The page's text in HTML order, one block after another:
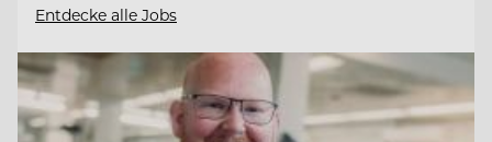
Entdecke alle Jobs